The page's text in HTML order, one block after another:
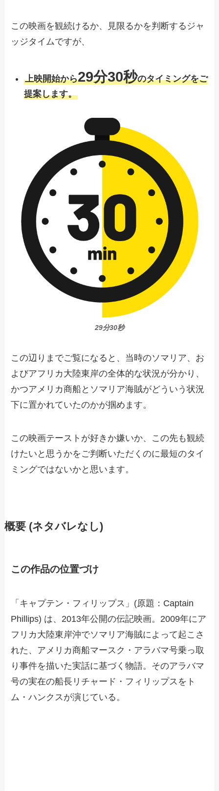
この映画を観続けるか、見限るかを判断するジャ
ッジタイムですが、
上映開始から29分30秒のタイミングをご
提案します。
29分30秒
この辺りまでご覧になると、当時のソマリア、お
よびアフリカ大陸東岸の全体的な状況が分かり、
かつアメリカ商船とソマリア海賊がどういう状況
下に置かれていたのかが掴めます。
この映画テーストが好きか嫌いか、この先も観続
けたいと思うかをご判断いただくのに最短のタイ
ミングではないかと思います。
概要 (ネタバレなし)
この作品の位置づけ
「キャプテン・フィリップス」(原題：Captain
Phillips) は、2013年公開の伝記映画。2009年にア
フリカ大陸東岸沖でソマリア海賊によって起こさ
れた、アメリカ商船マースク・アラバマ号乗っ取
り事件を描いた実話に基づく物語。そのアラバマ
号の実在の船長リチャード・フィリップスをト
ム・ハンクスが演じている。